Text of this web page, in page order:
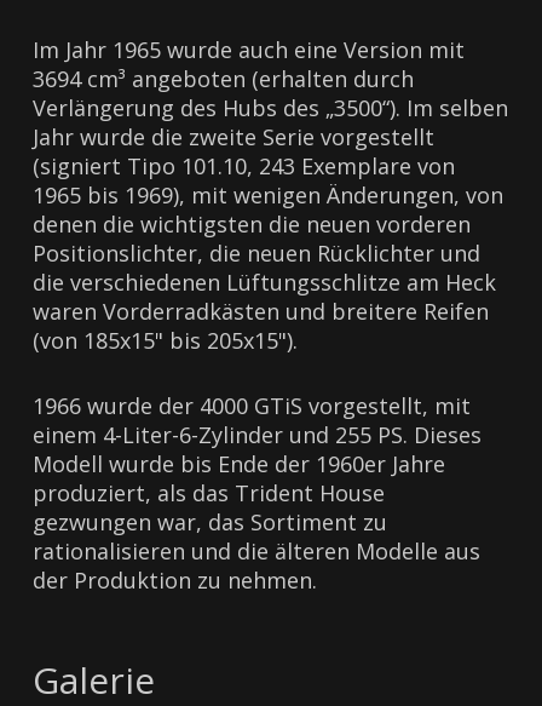
Im Jahr 1965 wurde auch eine Version mit
3694 cm³ angeboten (erhalten durch
Verlängerung des Hubs des „3500“). Im selben
Jahr wurde die zweite Serie vorgestellt
(signiert Tipo 101.10, 243 Exemplare von
1965 bis 1969), mit wenigen Änderungen, von
denen die wichtigsten die neuen vorderen
Positionslichter, die neuen Rücklichter und
die verschiedenen Lüftungsschlitze am Heck
waren Vorderradkästen und breitere Reifen
(von 185x15" bis 205x15").
1966 wurde der 4000 GTiS vorgestellt, mit
einem 4-Liter-6-Zylinder und 255 PS. Dieses
Modell wurde bis Ende der 1960er Jahre
produziert, als das Trident House
gezwungen war, das Sortiment zu
rationalisieren und die älteren Modelle aus
der Produktion zu nehmen.
Galerie